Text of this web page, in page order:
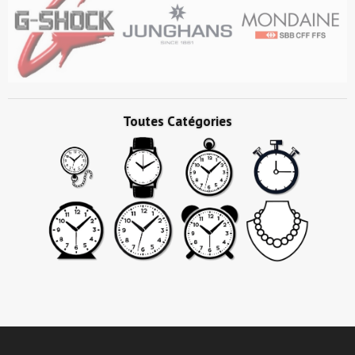
Toutes Catégories